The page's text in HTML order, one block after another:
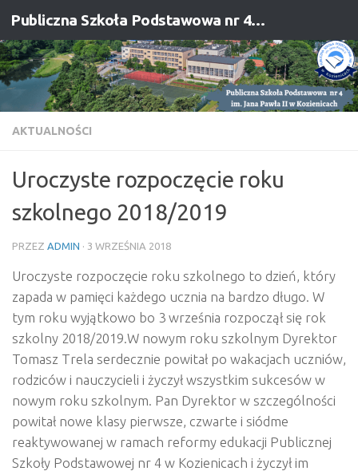
Przejdź do treści Publiczna Szkoła Podstawowa nr 4 im. Jana Pawła II w Kozienicach
AKTUALNOŚCI
Uroczyste rozpoczęcie roku
szkolnego 2018/2019
PRZEZ ADMIN · 3 WRZEŚNIA 2018
Uroczyste rozpoczęcie roku szkolnego to dzień, który
zapada w pamięci każdego ucznia na bardzo długo. W
tym roku wyjątkowo bo 3 września rozpoczął się rok
szkolny 2018/2019.W nowym roku szkolnym Dyrektor
Tomasz Trela serdecznie powitał po wakacjach uczniów,
rodziców i nauczycieli i życzył wszystkim sukcesów w
nowym roku szkolnym. Pan Dyrektor w szczególności
powitał nowe klasy pierwsze, czwarte i siódme
reaktywowanej w ramach reformy edukacji Publicznej
Szkoły Podstawowej nr 4 w Kozienicach i życzył im